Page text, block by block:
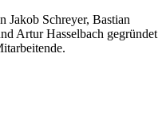
Jakob Schreyer, Bastian
Artur Hasselbach gegründet